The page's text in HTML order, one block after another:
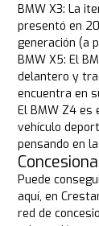
BMW X3: La
presentó en
generación (a
BMW X5: El
delantero y
encuentra en
El BMW Z4 es
vehículo
pensando en
Puede
aquí, en
red de